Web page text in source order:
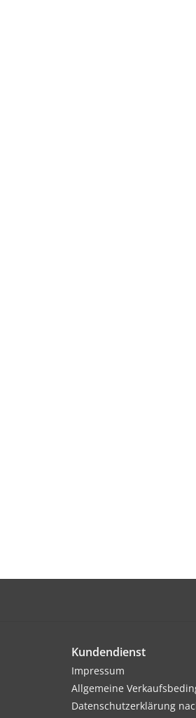
Kundendienst
Impressum
Allgemeine
Datenschutzerklärung